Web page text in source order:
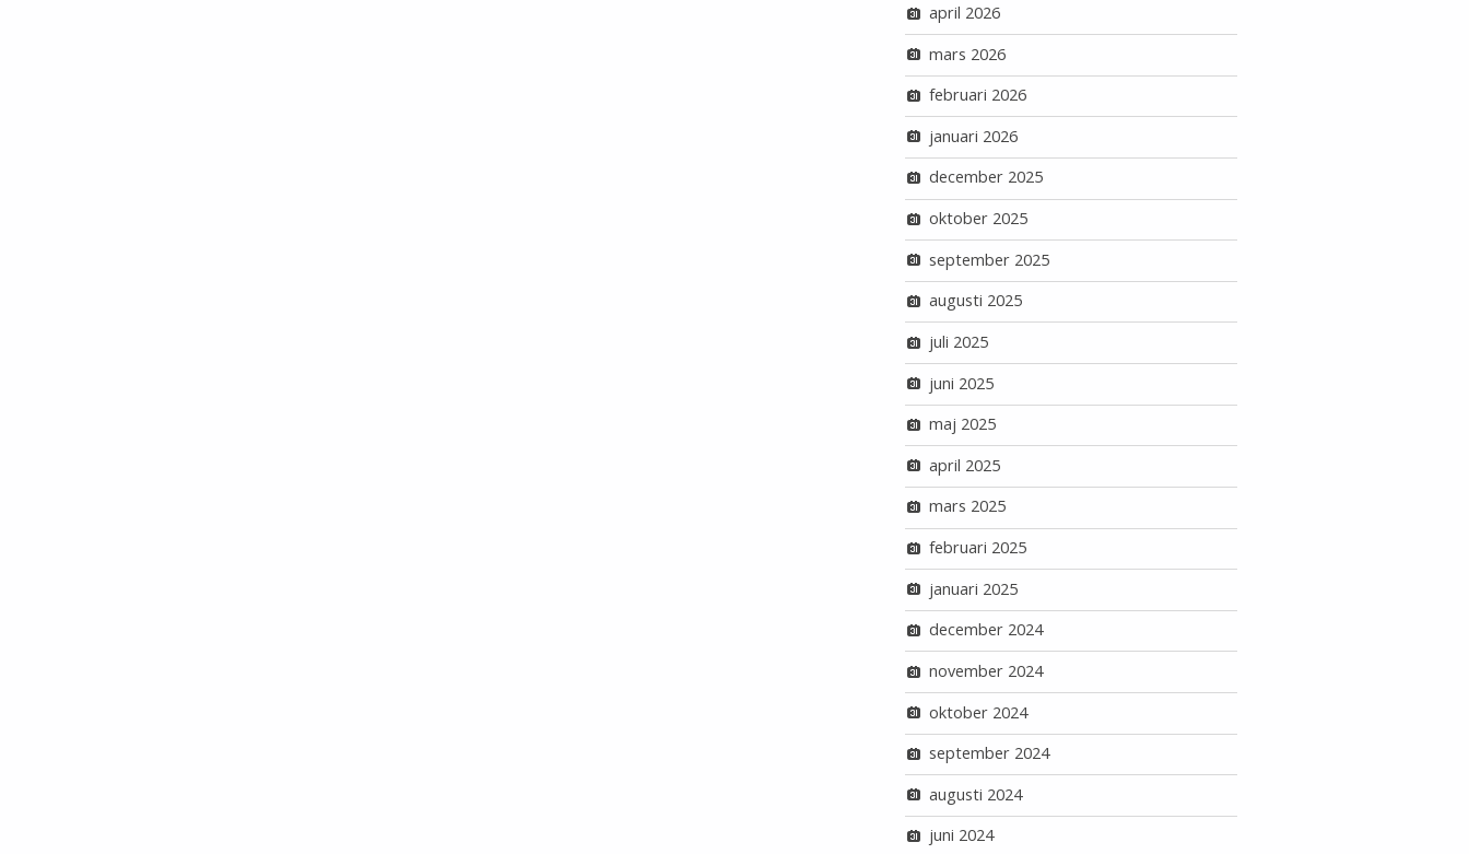
april 2026
mars 2026
februari 2026
januari 2026
december 2025
oktober 2025
september 2025
augusti 2025
juli 2025
juni 2025
maj 2025
april 2025
mars 2025
februari 2025
januari 2025
december 2024
november 2024
oktober 2024
september 2024
augusti 2024
juni 2024